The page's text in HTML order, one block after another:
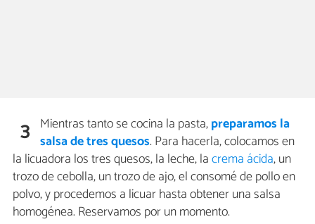
3 Mientras tanto se cocina la pasta,preparamos la
salsa de tres quesos. Para hacerla, colocamos en
la licuadora los tres quesos, la leche, lacrema ácida, un
trozo de cebolla, un trozo de ajo, el consomé de pollo en
polvo, y procedemos a licuar hasta obtener una salsa
homogénea. Reservamos por un momento.